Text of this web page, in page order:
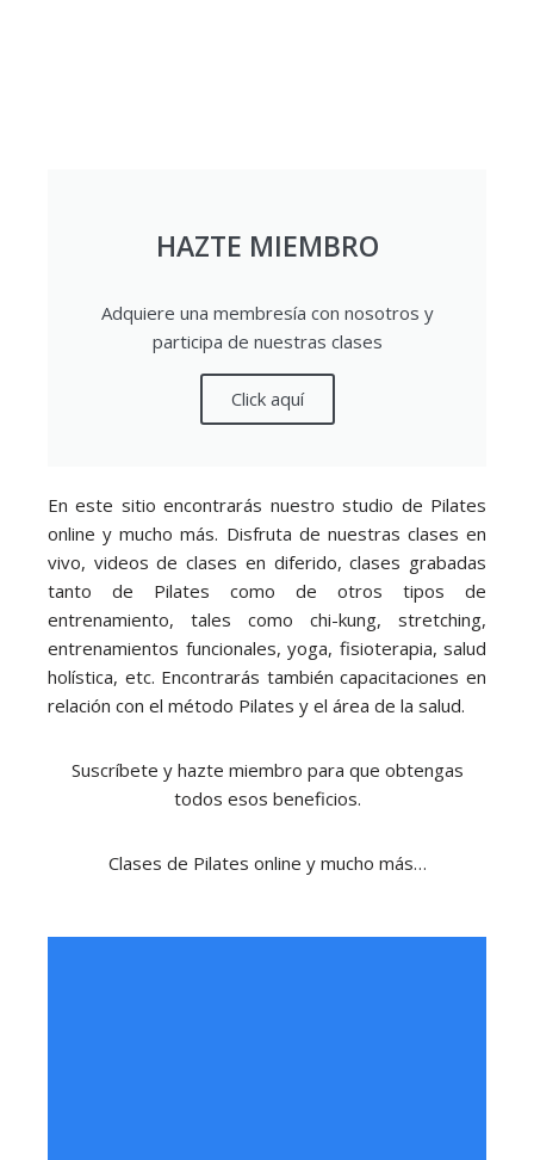
HAZTE MIEMBRO
Adquiere una membresía con nosotros y
participa de nuestras clases
Click aquí
En este sitio encontrarás nuestro studio de Pilates
online y mucho más. Disfruta de nuestras clases en
vivo, videos de clases en diferido, clases grabadas
tanto de Pilates como de otros tipos de
entrenamiento, tales como chi-kung, stretching,
entrenamientos funcionales, yoga, fisioterapia, salud
holística, etc. Encontrarás también capacitaciones en
relación con el método Pilates y el área de la salud.
Suscríbete y hazte miembro para que obtengas
todos esos beneficios.
Clases de Pilates online y mucho más…